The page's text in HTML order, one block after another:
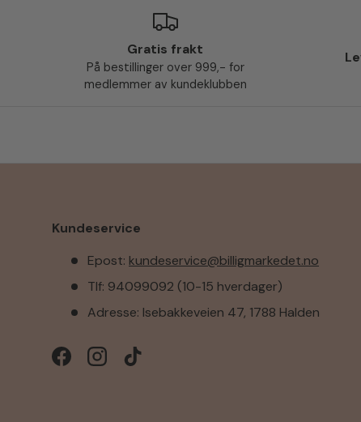
Gratis frakt
På bestillinger over 999,- for
medlemmer av kundeklubben
Kundeservice
Epost: kundeservice@billigmarkedet.no
Tlf: 94099092 (10-15 hverdager)
Adresse: Isebakkeveien 47, 1788 Halden
FacebookInstagramTikTok